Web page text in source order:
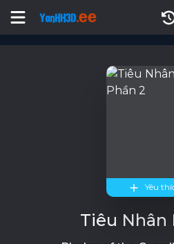
Yêu
Tiêu Nhân